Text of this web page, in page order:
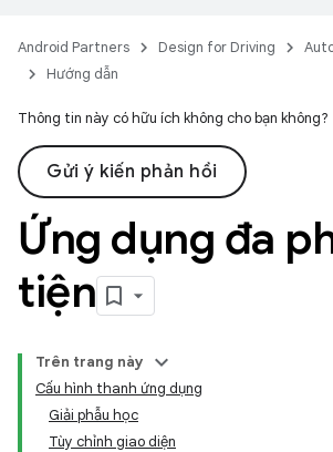
Android Partners Design for Driving
Hướng dẫn
Thông tin này có hữu ích không cho bạn không?
Gửi ý kiến phản hồi
Ứng dụng đa
tiện
Trên trang này
Cấu hình thanh ứng dụng
Giải phẫu học
Tùy chỉnh giao diện